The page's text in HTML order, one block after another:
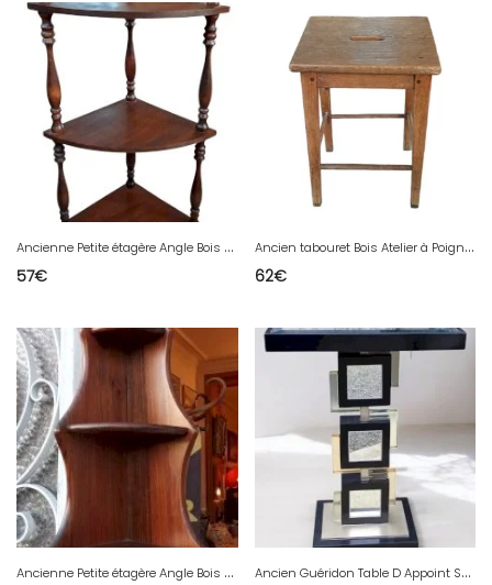
A
ncienne Petite étagère Angle Bois Tourné Petit meuble appoint Old Wooden shelf
57€
A
ncien tabouret Bois Atelier à Poignée Chevillée Meuble Appoint Old Wooden Stool
62€
A
ncienne Petite étagère Angle Bois 3 Niveaux meuble appoint Old Wooden shelf A
ncien Guéridon Table D Appoint Sellette Design Altuglas Plexi Roche Bobois